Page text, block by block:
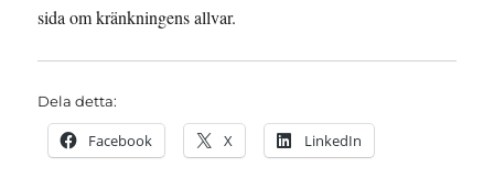
sida om kränkningens allvar.
Dela detta:
Facebook X LinkedIn